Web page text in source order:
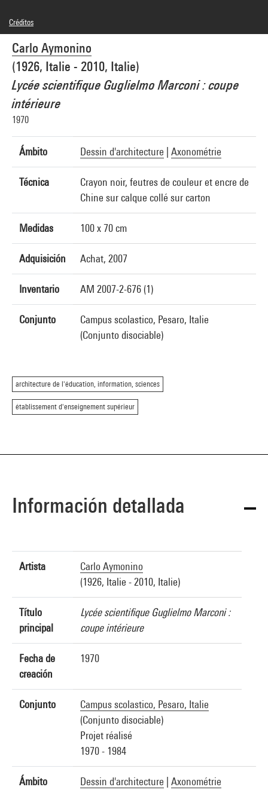
Carlo Aymonino
(1926, Italie - 2010, Italie)
Lycée scientifique Guglielmo Marconi : coupe
intérieure
1970
Ámbito Dessin d'architecture Axonométrie
Técnica
Crayon noir, feutres de couleur et encre de
Chine sur calque collé sur carton
Medidas 100 x 70 cm
Adquisición Achat, 2007
Inventario AM 2007-2-676 (1)
Conjunto
Campus scolastico, Pesaro, Italie
(Conjunto disociable)
architecture de l'éducation, information, sciences
établissement d'enseignement supérieur
Créditos
© Carlo Aymonino
Créditos fotográficos : Centre Pompidou, MNAM-CCI/Georges Meguerditchian/Dist.
GrandPalaisRmn
Referencia de la imagen : 4N23637
Difusión de la imagen :GrandPalaisRmnPhoto
Información detallada
Artista
Carlo Aymonino
(1926, Italie - 2010, Italie)
Título
principal
Lycée scientifique Guglielmo Marconi :
coupe intérieure
Fecha de
creación
1970
Conjunto
Campus scolastico, Pesaro, Italie
(Conjunto disociable)
Projet réalisé
1970 - 1984
Ámbito Dessin d'architecture Axonométrie